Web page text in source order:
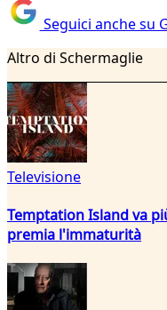
Seguici anche su
Altro di Schermaglie
Televisione
Temptation Island va
premia l'immaturità